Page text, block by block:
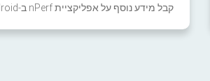
קבל מידע נוסף על אפליקציית nPerf ב-Android וב-iOS